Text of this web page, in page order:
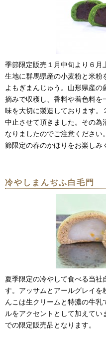
季節限定販売１月中旬より６月
生地に群馬県産の小麦粉と米粉
よもぎまんじゅう。山形県産
摘みで収穫し、香料や着色料を
味を大切に製造しております。
中止させて頂きました。その為
なりましたのでご注意くださ
節限定の春のかほりをお楽しみ
冷やしまんぢふ白毛門
夏季限定の冷やして食べる当
す。アッサムとアールグレイを
んこは生クリームと特濃の牛乳
ルをアクセントとして加えてい
での限定販売品となります。